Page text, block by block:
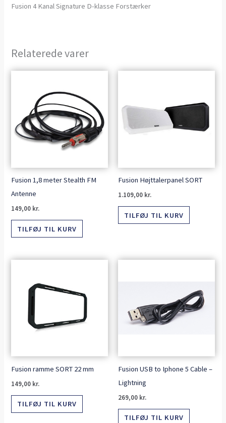
Fusion 4 Kanal Signature D-klasse Forstærker
Relaterede varer
Fusion 1,8 meter Stealth FM
Antenne
149,00 kr.
TILFØJ TIL KURV
Fusion Højttalerpanel SORT
1.109,00 kr.
TILFØJ TIL KURV
Fusion ramme SORT 22 mm
149,00 kr.
TILFØJ TIL KURV
Fusion USB to Iphone 5 Cable –
Lightning
269,00 kr.
TILFØJ TIL KURV